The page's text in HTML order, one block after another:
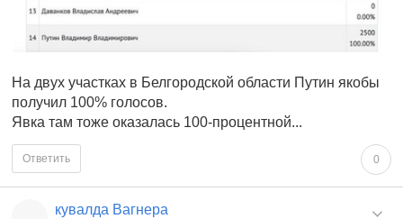
На двух участках в Белгородской области Путин якобы
получил 100% голосов.
Явка там тоже оказалась 100-процентной...
0
Ответить
кувалда Вагнера